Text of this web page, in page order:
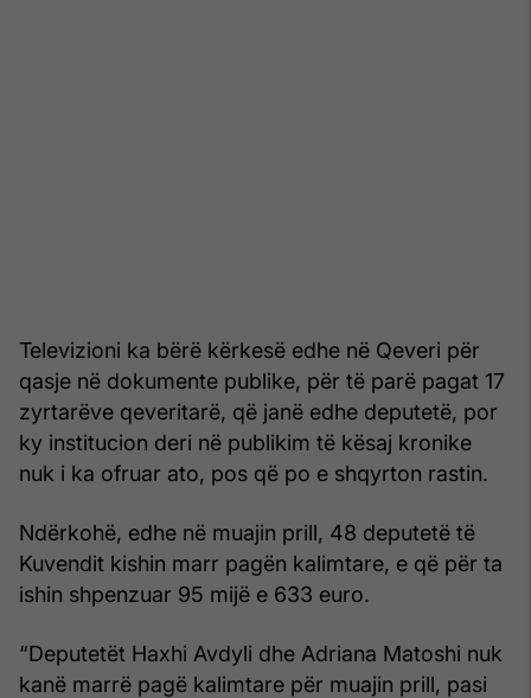
Televizioni ka bërë kërkesë edhe në Qeveri për
qasje në dokumente publike, për të parë pagat 17
zyrtarëve qeveritarë, që janë edhe deputetë, por
ky institucion deri në publikim të kësaj kronike
nuk i ka ofruar ato, pos që po e shqyrton rastin.
Ndërkohë, edhe në muajin prill, 48 deputetë të
Kuvendit kishin marr pagën kalimtare, e që për ta
ishin shpenzuar 95 mijë e 633 euro.
“Deputetët Haxhi Avdyli dhe Adriana Matoshi nuk
kanë marrë pagë kalimtare për muajin prill, pasi